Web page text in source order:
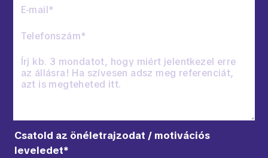
Csatold az önéletrajzodat / motivációs
leveledet*